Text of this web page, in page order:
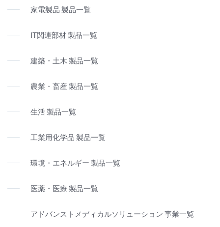
家電製品 製品一覧
IT関連部材 製品一覧
建築・土木 製品一覧
農業・畜産 製品一覧
生活 製品一覧
工業用化学品 製品一覧
環境・エネルギー 製品一覧
医薬・医療 製品一覧
アドバンストメディカルソリューション 事業一覧